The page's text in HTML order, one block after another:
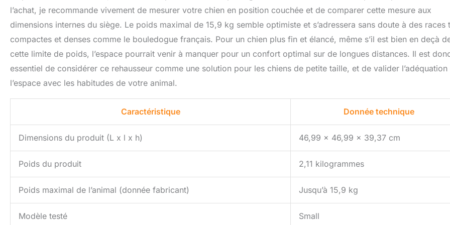
l’achat, je recommande vivement de mesurer votre chien en position couchée et de comparer cette mesure aux
dimensions internes du siège. Le poids maximal de 15,9 kg semble optimiste et s’adressera sans doute à des races
compactes et denses comme le bouledogue français. Pour un chien plus fin et élancé, même s’il est bien en deçà
cette limite de poids, l’espace pourrait venir à manquer pour un confort optimal sur de longues distances. Il est
essentiel de considérer ce rehausseur comme une solution pour les chiens de petite taille, et de valider l’adéquation
l’espace avec les habitudes de votre animal.
Caractéristique Donnée technique
Dimensions du produit (L x l x h) 46,99 x 46,99 x 39,37 cm
Poids du produit 2,11 kilogrammes
Poids maximal de l’animal (donnée fabricant) Jusqu’à 15,9 kg
Modèle testé Small